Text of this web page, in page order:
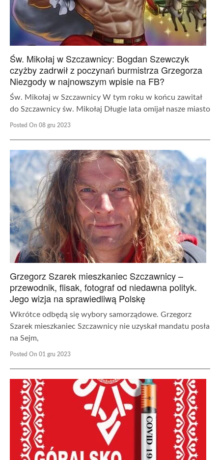
Św. Mikołaj w Szczawnicy: Bogdan Szewczyk
czyżby zadrwił z poczynań burmistrza Grzegorza
Niezgody w najnowszym wpisie na FB?
Św. Mikołaj w Szczawnicy W tym roku w końcu zawitał
do Szczawnicy św. Mikołaj Długie lata omijał nasze miasto
Posted On 08 gru 2023
Grzegorz Szarek mieszkaniec Szczawnicy –
przewodnik, flisak, fotograf od niedawna polityk.
Jego wizja na sprawiedliwą Polskę
Wkrótce odbędą się wybory samorządowe. Grzegorz
Szarek mieszkaniec Szczawnicy nie uzyskał mandatu posła
na Sejm,
Posted On 01 gru 2023